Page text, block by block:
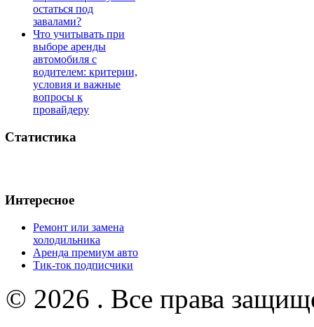
остаться под
завалами?
Что учитывать при
выборе аренды
автомобиля с
водителем: критерии,
условия и важные
вопросы к
провайдеру
Статистика
Интересное
Ремонт или замена
холодильника
Аренда премиум авто
Тик-ток подписчики
© 2026 . Все права